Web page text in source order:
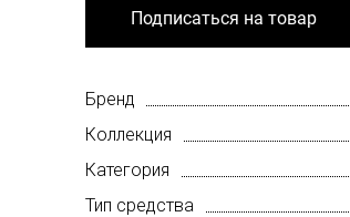
Подписаться на товар
Бренд
Коллекция
Категория
Тип средства